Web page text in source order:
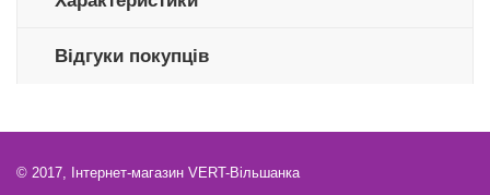
Відгуки покупців
© 2017, Інтернет-магазин VERT-Вільшанка